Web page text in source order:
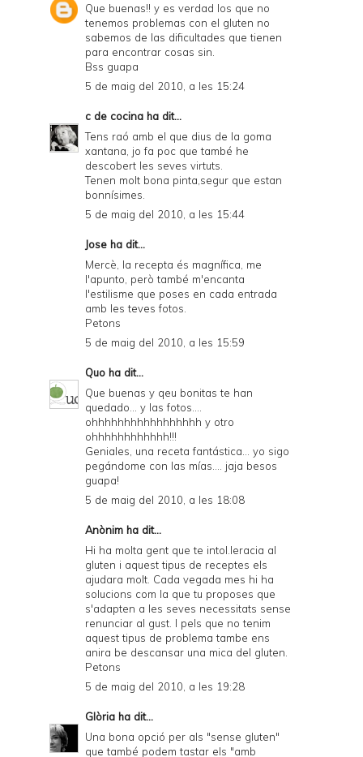
Que buenas!! y es verdad los que no
tenemos problemas con el gluten no
sabemos de las dificultades que tienen
para encontrar cosas sin.
Bss guapa
5 de maig del 2010, a les 15:24
c de cocina ha dit...
Tens raó amb el que dius de la goma
xantana, jo fa poc que també he
descobert les seves virtuts.
Tenen molt bona pinta,segur que estan
bonnísimes.
5 de maig del 2010, a les 15:44
Jose ha dit...
Mercè, la recepta és magnífica, me
l'apunto, però també m'encanta
l'estilisme que poses en cada entrada
amb les teves fotos.
Petons
5 de maig del 2010, a les 15:59
Quo ha dit...
Que buenas y qeu bonitas te han
quedado... y las fotos....
ohhhhhhhhhhhhhhhhh y otro
ohhhhhhhhhhhh!!!
Geniales, una receta fantástica... yo sigo
pegándome con las mías.... jaja besos
guapa!
5 de maig del 2010, a les 18:08
Anònim ha dit...
Hi ha molta gent que te intol.leracia al
gluten i aquest tipus de receptes els
ajudara molt. Cada vegada mes hi ha
solucions com la que tu proposes que
s'adapten a les seves necessitats sense
renunciar al gust. I pels que no tenim
aquest tipus de problema tambe ens
anira be descansar una mica del gluten.
Petons
5 de maig del 2010, a les 19:28
Glòria ha dit...
Una bona opció per als "sense gluten"
que també podem tastar els "amb